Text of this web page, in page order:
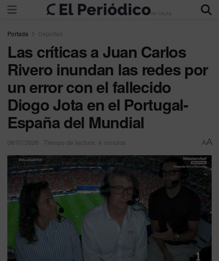
Portada Deportes
Las críticas a Juan Carlos
Rivero inundan las redes por
un error con el fallecido
Diogo Jota en el Portugal-
España del Mundial
08/07/2026 Tiempo de lectura: 4 minutos AA